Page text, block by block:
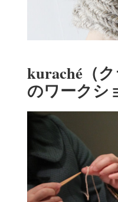
kuraché（
のワークシ